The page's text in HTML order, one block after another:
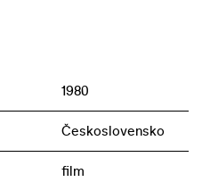
1980
Československo
film